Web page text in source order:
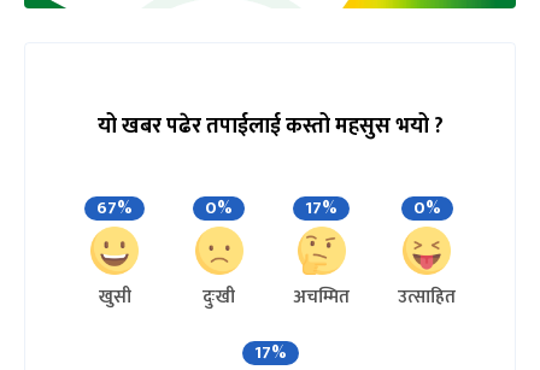
यो खबर पढेर तपाईलाई कस्तो महसुस भयो ?
67%
खुसी
0%
दुःखी
17%
अचम्मित
0%
उत्साहित
17%